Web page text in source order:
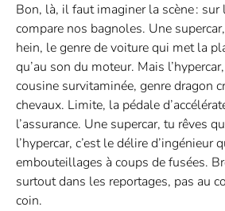
Bon, là, il faut imaginer la scène : sur
compare nos bagnoles. Une supercar,
hein, le genre de voiture qui met la
qu’au son du moteur. Mais
cousine survitaminée, genre dragon
chevaux. Limite, la pédale
l’assurance. Une supercar, tu rêves
l’hypercar, c’est le délire d’ingénieur
embouteillages à coups de fusées.
surtout dans les reportages, pas au
coin.